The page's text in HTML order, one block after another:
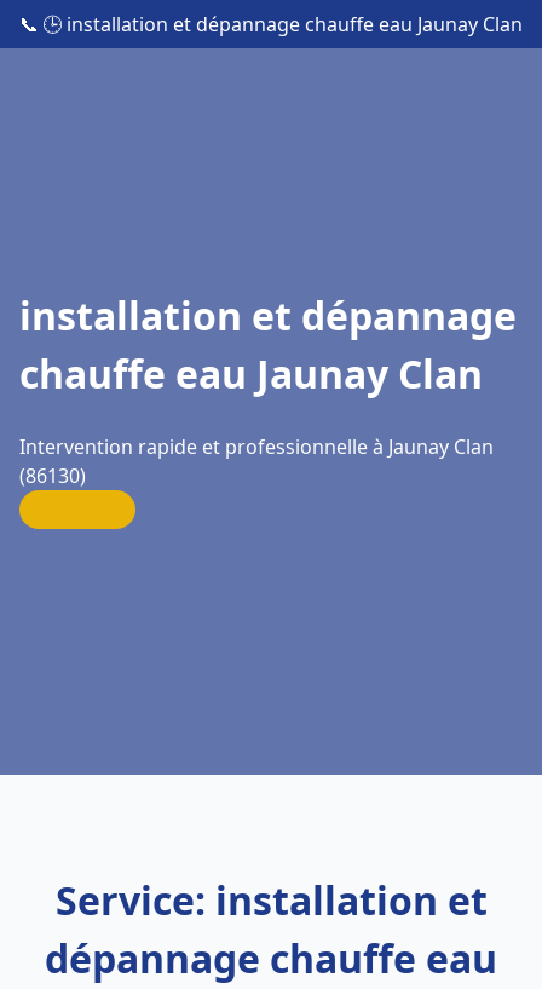
📞 🕒 installation et dépannage chauffe eau Jaunay Clan
installation et dépannage
chauffe eau Jaunay Clan
Intervention rapide et professionnelle à Jaunay Clan
(86130)
Service: installation et
dépannage chauffe eau